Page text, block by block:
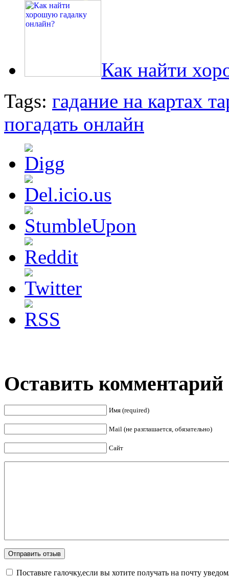
Как найти
Tags: гадание на картах
погадать онлайн
Оставить комментарий
Имя (required)
Mail (не разглашается, обязательно)
Сайт
Поставьте галочку,если вы хотите получать на почту